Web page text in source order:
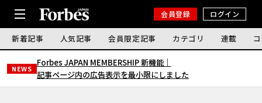
会員登録 ログイン
新着記事 人気記事 会員限定記事 カテゴリ 連載
NEWS
Forbes JAPAN MEMBERSHIP 新機能｜
記事ページ内の広告表示を最小限にしました